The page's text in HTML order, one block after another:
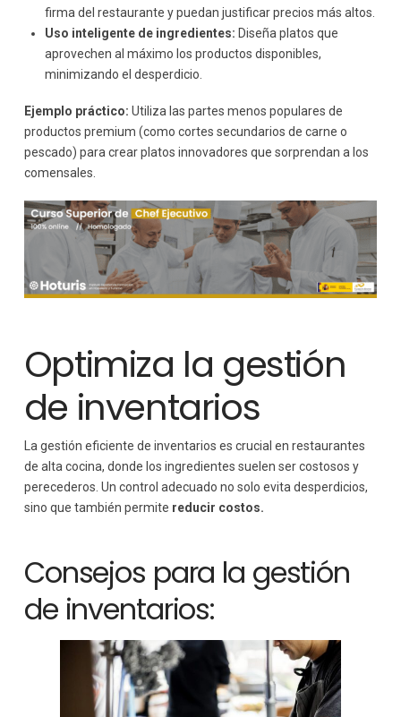
firma del restaurante y puedan justificar precios más altos.
Uso inteligente de ingredientes: Diseña platos que
aprovechen al máximo los productos disponibles,
minimizando el desperdicio.
Ejemplo práctico: Utiliza las partes menos populares de
productos premium (como cortes secundarios de carne o
pescado) para crear platos innovadores que sorprendan a los
comensales.
Optimiza la gestión
de inventarios
La gestión eficiente de inventarios es crucial en restaurantes
de alta cocina, donde los ingredientes suelen ser costosos y
perecederos. Un control adecuado no solo evita desperdicios,
sino que también permite reducir costos.
Consejos para la gestión
de inventarios: